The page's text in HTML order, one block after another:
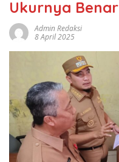
Ukurnya Benar
Admin Redaksi
8 April 2025